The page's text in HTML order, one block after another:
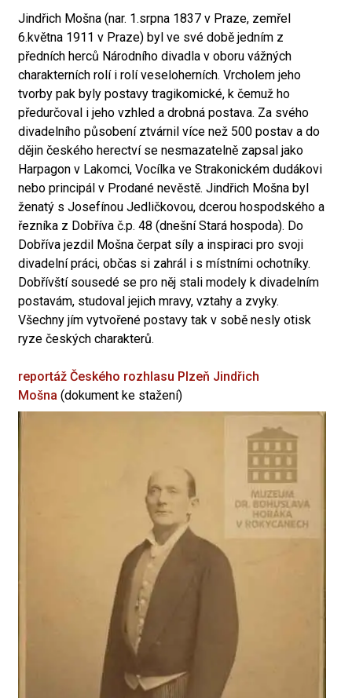
Jindřich Mošna (nar. 1.srpna 1837 v Praze, zemřel
6.května 1911 v Praze) byl ve své době jedním z
předních herců Národního divadla v oboru vážných
charakterních rolí i rolí veseloherních. Vrcholem jeho
tvorby pak byly postavy tragikomické, k čemuž ho
předurčoval i jeho vzhled a drobná postava. Za svého
divadelního působení ztvárnil více než 500 postav a do
dějin českého herectví se nesmazatelně zapsal jako
Harpagon v Lakomci, Vocílka ve Strakonickém dudákovi
nebo principál v Prodané nevěstě. Jindřich Mošna byl
ženatý s Josefínou Jedličkovou, dcerou hospodského a
řezníka z Dobříva č.p. 48 (dnešní Stará hospoda). Do
Dobříva jezdil Mošna čerpat síly a inspiraci pro svoji
divadelní práci, občas si zahrál i s místními ochotníky.
Dobřívští sousedé se pro něj stali modely k divadelním
postavám, studoval jejich mravy, vztahy a zvyky.
Všechny jím vytvořené postavy tak v sobě nesly otisk
ryze českých charakterů.
reportáž Českého rozhlasu Plzeň Jindřich
Mošna (dokument ke stažení)